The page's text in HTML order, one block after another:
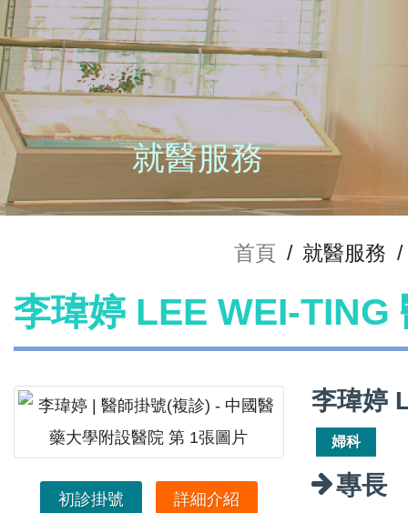
就醫服務
首頁 / 就醫服務 /
李瑋婷 LEE WEI-TING
初診掛號 詳細介紹
李瑋婷
婦科
專長